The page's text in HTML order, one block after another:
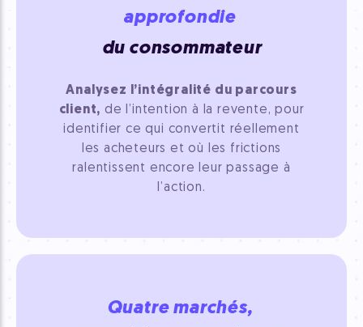
approfondie
du consommateur
Analysez l’intégralité du parcours
client, de l’intention à la revente, pour
identifier ce qui convertit réellement
les acheteurs et où les frictions
ralentissent encore leur passage à
l’action.
Quatre marchés,